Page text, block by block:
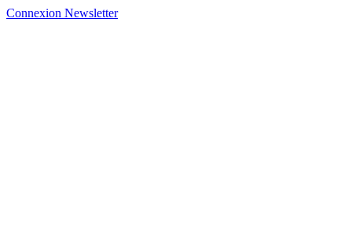
Connexion Newsletter